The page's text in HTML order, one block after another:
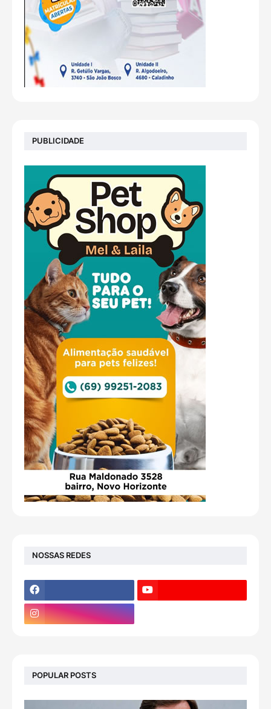
PUBLICIDADE
NOSSAS REDES
POPULAR POSTS